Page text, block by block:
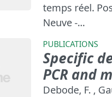
temps réel.
Neuve -...
PUBLICATIONS
Specific
PCR and
Debode, F. ,